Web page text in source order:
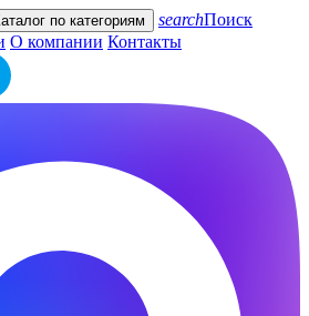
по категориям searchПоиск
О компании Контакты